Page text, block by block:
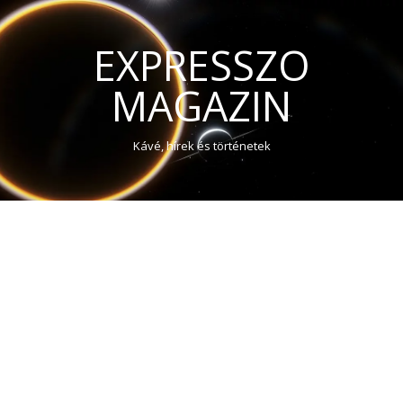
EXPRESSZO
MAGAZIN
Kávé, hírek és történetek